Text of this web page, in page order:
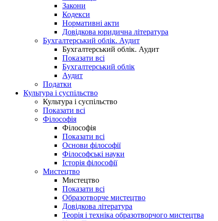
Закони
Кодекси
Нормативні акти
Довідкова юридична література
Бухгалтерський облік. Аудит
Бухгалтерський облік. Аудит
Показати всі
Бухгалтерський облік
Аудит
Податки
Культура і суспільство
Культура і суспільство
Показати всі
Філософія
Філософія
Показати всі
Основи філософії
Філософські науки
Історія філософії
Мистецтво
Мистецтво
Показати всі
Образотворче мистецтво
Довідкова література
Теорія і техніка образотворчого мистецтва